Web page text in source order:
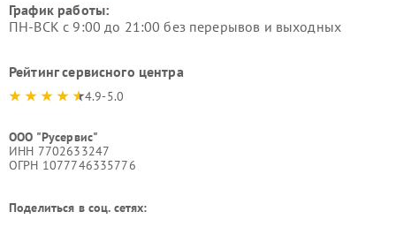
График работы:
ПН-ВСК с 9:00 до 21:00 без перерывов и выходных
Рейтинг сервисного центра
4.9-5.0
ООО "Русервис"
ИНН 7702633247
ОГРН 1077746335776
Поделиться в соц. сетях: